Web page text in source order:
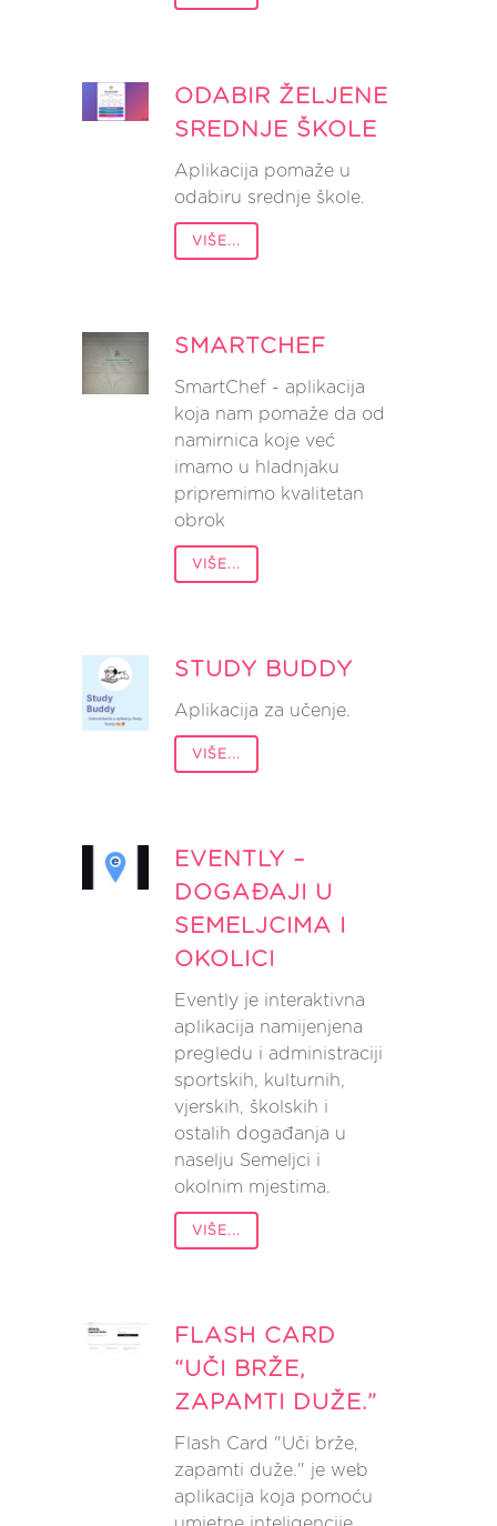
ODABIR ŽELJENE
SREDNJE ŠKOLE
Aplikacija pomaže u
odabiru srednje škole.
VIŠE...
SMARTCHEF
SmartChef - aplikacija
koja nam pomaže da od
namirnica koje već
imamo u hladnjaku
pripremimo kvalitetan
obrok
VIŠE...
STUDY BUDDY
Aplikacija za učenje.
VIŠE...
EVENTLY –
DOGAĐAJI U
SEMELJCIMA I
OKOLICI
Evently je interaktivna
aplikacija namijenjena
pregledu i administraciji
sportskih, kulturnih,
vjerskih, školskih i
ostalih događanja u
naselju Semeljci i
okolnim mjestima.
VIŠE...
FLASH CARD
“UČI BRŽE,
ZAPAMTI DUŽE.”
Flash Card "Uči brže,
zapamti duže." je web
aplikacija koja pomoću